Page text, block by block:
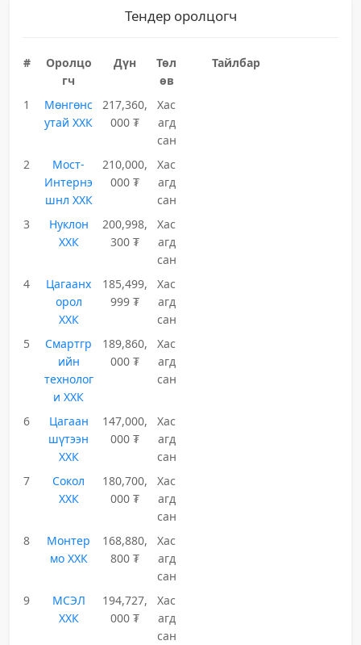
Тендер оролцогч
#
Оролцо
гч
Дүн
Төл
өв
Тайлбар
1
Мөнгөнс
утай ХХК
217,360,
000 ₮
Хас
агд
сан
2
Мост-
Интернэ
шнл ХХК
210,000,
000 ₮
Хас
агд
сан
3
Нуклон
ХХК
200,998,
300 ₮
Хас
агд
сан
4
Цагаанх
орол
ХХК
185,499,
999 ₮
Хас
агд
сан
5
Смартгр
ийн
технолог
и ХХК
189,860,
000 ₮
Хас
агд
сан
6
Цагаан
шүтээн
ХХК
147,000,
000 ₮
Хас
агд
сан
7
Сокол
ХХК
180,700,
000 ₮
Хас
агд
сан
8
Монтер
мо ХХК
168,880,
800 ₮
Хас
агд
сан
9
МСЭЛ
ХХК
194,727,
000 ₮
Хас
агд
сан